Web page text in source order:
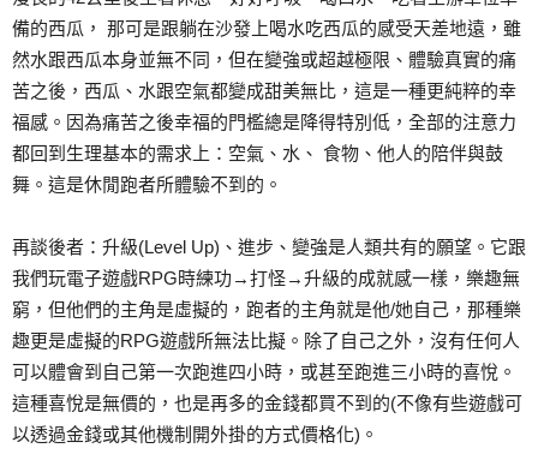
備的西瓜， 那可是跟躺在沙發上喝水吃西瓜的感受天差地遠，雖
然水跟西瓜本身並無不同，但在變強或超越極限、體驗真實的痛
苦之後，西瓜、水跟空氣都變成甜美無比，這是一種更純粹的幸
福感。因為痛苦之後幸福的門檻總是降得特別低，全部的注意力
都回到生理基本的需求上：空氣、水、 食物、他人的陪伴與鼓
舞。這是休閒跑者所體驗不到的。
再談後者：升級(Level Up)、進步、變強是人類共有的願望。它跟
我們玩電子遊戲RPG時練功→打怪→升級的成就感一樣，樂趣無
窮，但他們的主角是虛擬的，跑者的主角就是他/她自己，那種樂
趣更是虛擬的RPG遊戲所無法比擬。除了自己之外，沒有任何人
可以體會到自己第一次跑進四小時，或甚至跑進三小時的喜悅。
這種喜悅是無價的，也是再多的金錢都買不到的(不像有些遊戲可
以透過金錢或其他機制開外掛的方式價格化)。